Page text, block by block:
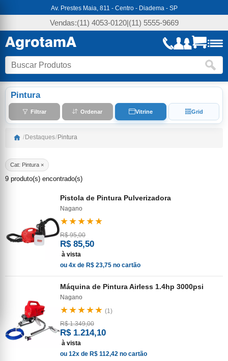
Av. Prestes Maia, 811 - Centro - Diadema - SP
Vendas:(11) 4053-0120|(11) 5555-9669
Pintura
Filtrar Ordenar Vitrine Grid
/ Destaques/ Pintura
Cat: Pintura ×
9 produto(s) encontrado(s)
Pistola de Pintura Pulverizadora
Nagano
★★★★★
R$ 95,00
R$ 85,50
à vista
ou 4x de R$ 23,75 no cartão
Máquina de Pintura Airless 1.4hp 3000psi
Nagano
★★★★★ (1)
R$ 1.349,00
R$ 1.214,10
à vista
ou 12x de R$ 112,42 no cartão